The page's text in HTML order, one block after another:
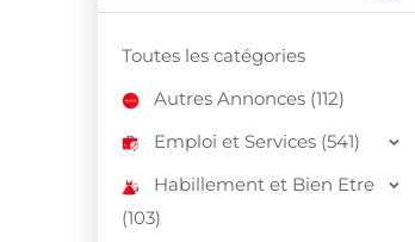
Toutes les catégories
Autres Annonces (112)
Emploi et Services (541)
Habillement et Bien Etre
(103)